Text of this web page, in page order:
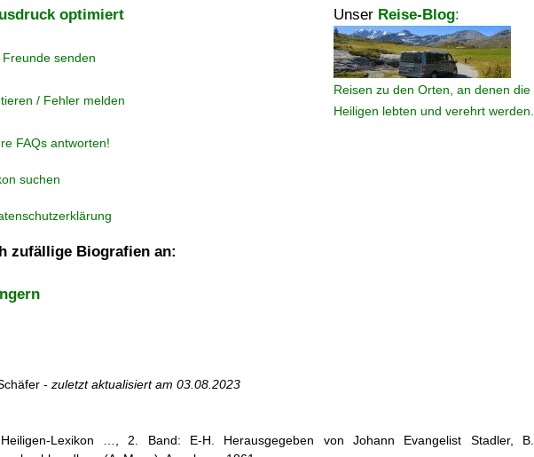
optimiert Unser Reise-Blog:
Reisen zu den Orten, an denen die
Heiligen lebten und verehrt werden.
senden
/ Fehler melden
FAQs antworten!
suchen
zufällige Biografien an:
- zuletzt aktualisiert am 03.08.2023
Lexikon …, 2. Band: E-H. Herausgegeben von Johann Evangelist Stadler, B.